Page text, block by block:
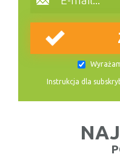
Instrukcja dla